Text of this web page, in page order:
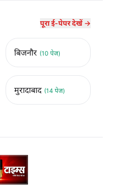
पूरा ई-पेपर देखें →
बिजनौर (10 पेज)
मुरादाबाद (14 पेज)